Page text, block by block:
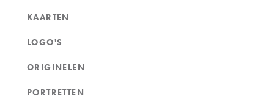
KAARTEN
LOGO'S
ORIGINELEN
PORTRETTEN